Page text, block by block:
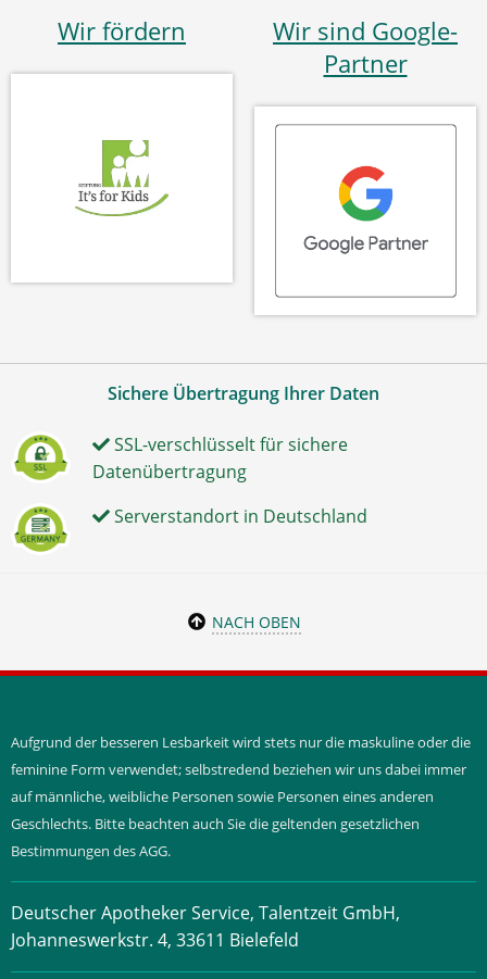
Wir fördern
Wir sind Google-
Partner
Sichere Übertragung Ihrer Daten
SSL-verschlüsselt für sichere
Datenübertragung
Serverstandort in Deutschland
NACH OBEN
Aufgrund der besseren Lesbarkeit wird stets nur die maskuline oder die
feminine Form verwendet; selbstredend beziehen wir uns dabei immer
auf männliche, weibliche Personen sowie Personen eines anderen
Geschlechts. Bitte beachten auch Sie die geltenden gesetzlichen
Bestimmungen des AGG.
Deutscher Apotheker Service, Talentzeit GmbH,
Johanneswerkstr. 4, 33611 Bielefeld